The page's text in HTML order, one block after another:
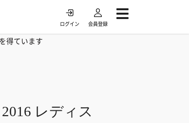
ログイン 会員登録
得ています
レディス